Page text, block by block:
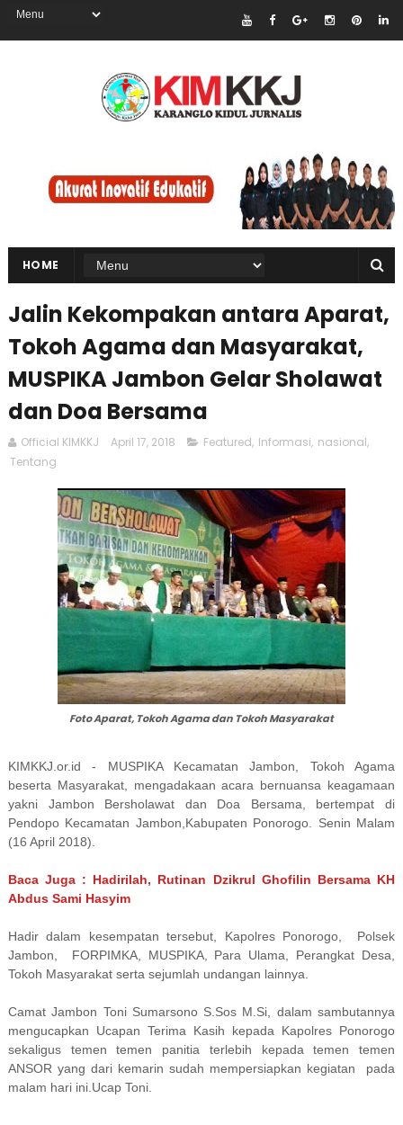
HOME
Jalin Kekompakan antara Aparat,
Tokoh Agama dan Masyarakat,
MUSPIKA Jambon Gelar Sholawat
dan Doa Bersama
Official KIMKKJ April 17, 2018 Featured, Informasi, nasional,
Tentang
Foto Aparat, Tokoh Agama dan Tokoh Masyarakat
KIMKKJ.or.id - MUSPIKA Kecamatan Jambon, Tokoh Agama
beserta Masyarakat, mengadakaan acara bernuansa keagamaan
yakni Jambon Bersholawat dan Doa Bersama, bertempat di
Pendopo Kecamatan Jambon,Kabupaten Ponorogo. Senin Malam
(16 April 2018).
Baca Juga : Hadirilah, Rutinan Dzikrul Ghofilin Bersama KH
Abdus Sami Hasyim
Hadir dalam kesempatan tersebut, Kapolres Ponorogo, Polsek
Jambon, FORPIMKA, MUSPIKA, Para Ulama, Perangkat Desa,
Tokoh Masyarakat serta sejumlah undangan lainnya.
Camat Jambon Toni Sumarsono S.Sos M.Si, dalam sambutannya
mengucapkan Ucapan Terima Kasih kepada Kapolres Ponorogo
sekaligus temen temen panitia terlebih kepada temen temen
ANSOR yang dari kemarin sudah mempersiapkan kegiatan pada
malam hari ini.Ucap Toni.